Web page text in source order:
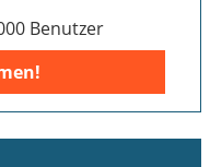
Benutzer